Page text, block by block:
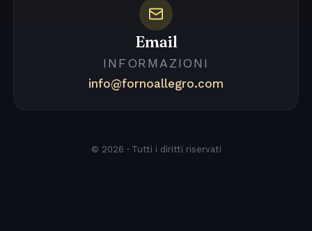
Email
INFORMAZIONI
info@fornoallegro.com
© 2026 · Tutti i diritti riservati